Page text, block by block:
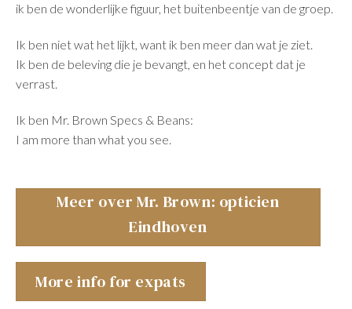
ik ben de wonderlijke figuur, het buitenbeentje van de groep.
Ik ben niet wat het lijkt, want ik ben meer dan wat je ziet.
Ik ben de beleving die je bevangt, en het concept dat je
verrast.
Ik ben Mr. Brown Specs & Beans:
I am more than what you see.
Meer over Mr. Brown: opticien
Eindhoven
More info for expats